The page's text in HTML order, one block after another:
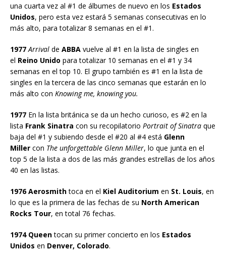
una cuarta vez al #1 de álbumes de nuevo en los Estados
Unidos, pero esta vez estará 5 semanas consecutivas en lo
más alto, para totalizar 8 semanas en el #1.
1977 Arrival de ABBA vuelve al #1 en la lista de singles en
el Reino Unido para totalizar 10 semanas en el #1 y 34
semanas en el top 10. El grupo también es #1 en la lista de
singles en la tercera de las cinco semanas que estarán en lo
más alto con Knowing me, knowing you.
1977 En la lista británica se da un hecho curioso, es #2 en la
lista Frank Sinatra con su recopilatorio Portrait of Sinatra que
baja del #1 y subiendo desde el #20 al #4 está Glenn
Miller con The unforgettable Glenn Miller, lo que junta en el
top 5 de la lista a dos de las más grandes estrellas de los años
40 en las listas.
1976 Aerosmithtoca en el Kiel Auditorium en St. Louis, en
lo que es la primera de las fechas de su North American
Rocks Tour, en total 76 fechas.
1974 Queentocan su primer concierto en los Estados
Unidos en Denver, Colorado.